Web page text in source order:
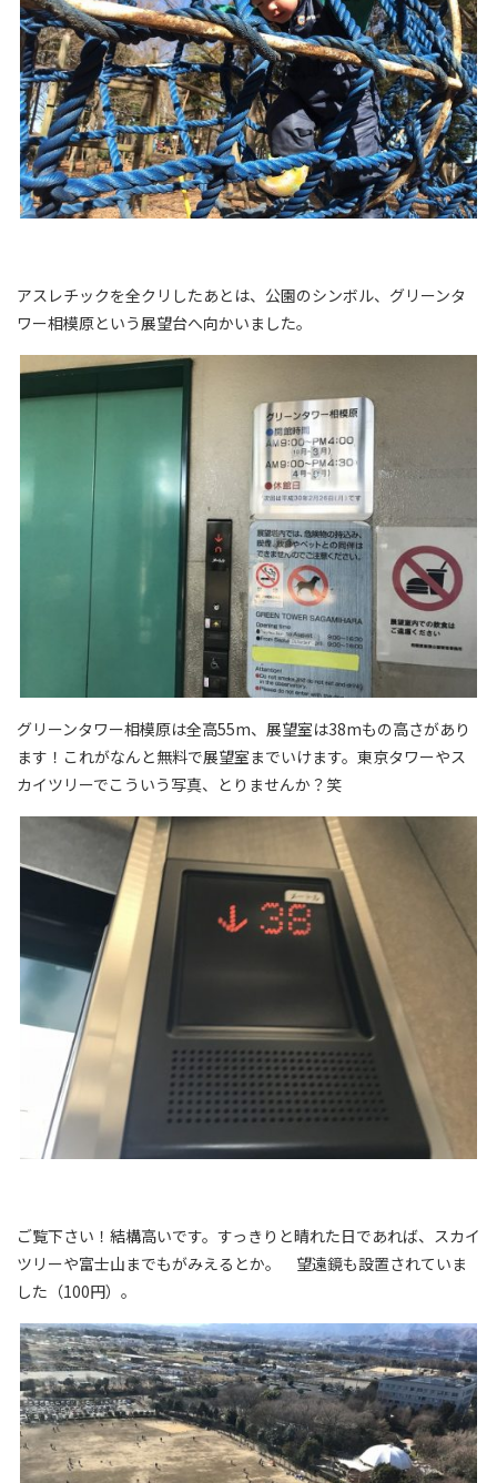
アスレチックを全クリしたあとは、公園のシンボル、グリーンタ
ワー相模原という展望台へ向かいました。
グリーンタワー相模原は全高55m、展望室は38mもの高さがあり
ます！これがなんと無料で展望室までいけます。東京タワーやス
カイツリーでこういう写真、とりませんか？笑
ご覧下さい！結構高いです。すっきりと晴れた日であれば、スカイ
ツリーや富士山までもがみえるとか。 望遠鏡も設置されていま
した（100円）。